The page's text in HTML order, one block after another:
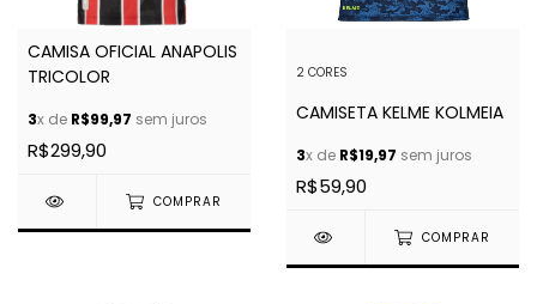
CAMISA OFICIAL ANAPOLIS
TRICOLOR
3x de R$99,97 sem juros
R$299,90
COMPRAR
2 CORES
CAMISETA KELME KOLMEIA
3x de R$19,97 sem juros
R$59,90
COMPRAR